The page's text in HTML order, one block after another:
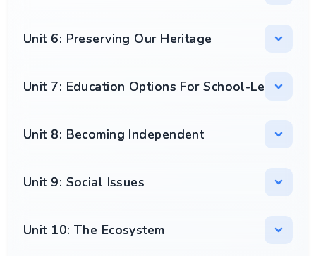
Unit 6: Preserving Our Heritage
Unit 7: Education Options For School-Leavers
Unit 8: Becoming Independent
Unit 9: Social Issues
Unit 10: The Ecosystem